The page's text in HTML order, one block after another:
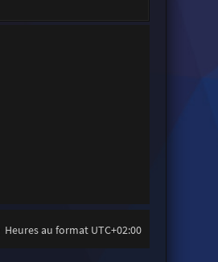
Heures au format UTC+02:00